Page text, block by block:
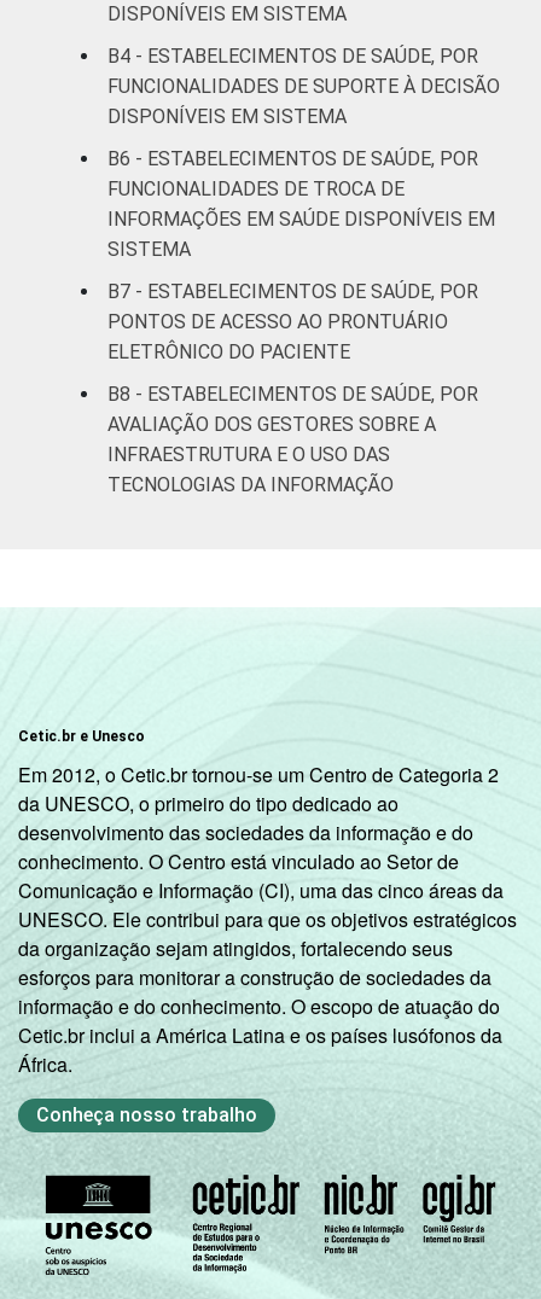
DISPONÍVEIS EM SISTEMA
B4 - ESTABELECIMENTOS DE SAÚDE, POR
FUNCIONALIDADES DE SUPORTE À DECISÃO
DISPONÍVEIS EM SISTEMA
B6 - ESTABELECIMENTOS DE SAÚDE, POR
FUNCIONALIDADES DE TROCA DE
INFORMAÇÕES EM SAÚDE DISPONÍVEIS EM
SISTEMA
B7 - ESTABELECIMENTOS DE SAÚDE, POR
PONTOS DE ACESSO AO PRONTUÁRIO
ELETRÔNICO DO PACIENTE
B8 - ESTABELECIMENTOS DE SAÚDE, POR
AVALIAÇÃO DOS GESTORES SOBRE A
INFRAESTRUTURA E O USO DAS
TECNOLOGIAS DA INFORMAÇÃO
Cetic.br e Unesco
Em 2012, o Cetic.br tornou-se um Centro de Categoria 2
da UNESCO, o primeiro do tipo dedicado ao
desenvolvimento das sociedades da informação e do
conhecimento. O Centro está vinculado ao Setor de
Comunicação e Informação (CI), uma das cinco áreas da
UNESCO. Ele contribui para que os objetivos estratégicos
da organização sejam atingidos, fortalecendo seus
esforços para monitorar a construção de sociedades da
informação e do conhecimento. O escopo de atuação do
Cetic.br inclui a América Latina e os países lusófonos da
África.
Conheça nosso trabalho